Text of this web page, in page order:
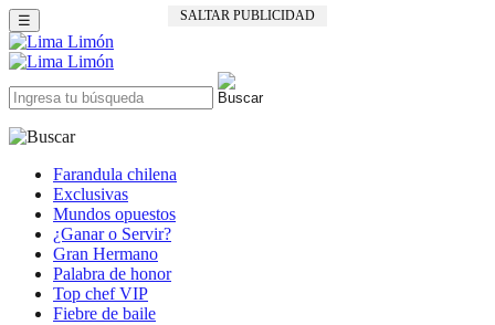
SALTAR PUBLICIDAD
☰
Farandula chilena
Exclusivas
Mundos opuestos
¿Ganar o Servir?
Gran Hermano
Palabra de honor
Top chef VIP
Fiebre de baile